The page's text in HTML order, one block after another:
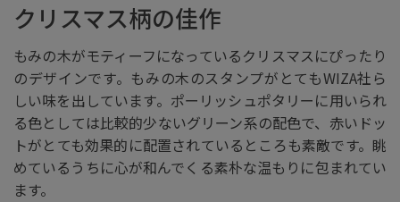
クリスマス柄の佳作
もみの木がモティーフになっているクリスマスにぴったり
のデザインです。もみの木のスタンプがとてもWIZA社ら
しい味を出しています。ポーリッシュポタリーに用いられ
る色としては比較的少ないグリーン系の配色で、赤いドッ
トがとても効果的に配置されているところも素敵です。眺
めているうちに心が和んでくる素朴な温もりに包まれてい
ます。